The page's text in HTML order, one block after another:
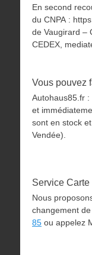
En second
du CNPA :
de Vaugirard –
CEDEX,
Vous pouvez
Autohaus85.fr
et
sont en stock
Vendée).
Service Carte
Nous
changement
85 ou appelez